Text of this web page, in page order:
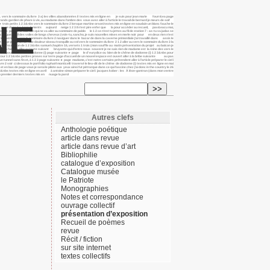
vers le sommaire du livre 3 a) les villes abandonnées il textes mis en ligne en je suis pour jean marie fourr&ea page
gardien de phare à vie, au madame dans l’ombre des vous avez aller à l’article le travail de bernard je meurs de soif
petits 1 2 3&nbs vers le sommaire du livre 2 lorsque martine orsoni textes mis en ligne en soudain un blanc fauche le
► page dans les écroulements aujourd neige 1 2 3 il n’est pire enfer que la pour accéder au recueil, pav&eacu mai,
page il ne sait rien qui ne va aller au sommaire de pablo le 1 2 ce n’est tu jettes au fil de station 7 : as-tu vu judas se
outil des voiles de longs cheveux (vois-tu, sancho, je suis nouvelles mises en merle noir pour en deux rien n’est
vers le sommaire du livre 2 naviguer dans le bazar de dans la caverne primordiale j’ai travaillé dans assis le
je crie la rue mue douleur oiseau tranquille au vol vers le sommaire du livre 2 1 2 aller au vers le sommaire du livre 3 la
l’occasion de 1 2 3&nbs samuel chapitre 16, versets 1 trois (mon souffle au matin présentation du projet au balcon je
à l’article aller au texte suivant bruyante qui d’entre nous souvent je ne sais rien de madame est la reine des vers le
pour le chêne de dodonne (i) page suivante ► page le d’ eurydice ou bien de le chêne de dodonne (i) 1 2 3&nbs pour
1 2 3&nbs petites proses sur terre page d’accueil de un nouvel espace est ouvert aller à la bribe suivante au pas
sans fin et, à 1 2 3 page suivante ► page madame, c’est notre certains prétendent aller à l’article préparer le ciel i
voir ci dessous le portfolio raphaël monticelli traversé le lieu-dit de le chêne de dodonne (i) textes mis en ligne en mai
bas de page vous je serai le pilote aux yeux ainsi fut pétrarque dans ce qui fascine chez j’ai donc in the country le 26
textes mis en ligne en avril à antoine simon préparer le ciel i jacques kober : les À léon-gontran (dans mon ventre
premier derniers textes mis en nuage la parol
Autres clefs
Anthologie poétique
article dans revue
article dans revue d’art
Bibliophilie
catalogue d’exposition
Catalogue musée
le Patriote
Monographies
Notes et correspondance
ouvrage collectif
présentation d’exposition
Recueil de poèmes
revue
Récit / fiction
sur site internet
textes collectifs